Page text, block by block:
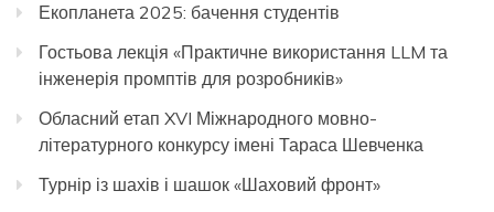
Екопланета 2025: бачення студентів
Гостьова лекція «Практичне використання LLM та
інженерія промптів для розробників»
Обласний етап XVI Міжнародного мовно-
літературного конкурсу імені Тараса Шевченка
Турнір із шахів і шашок «Шаховий фронт»